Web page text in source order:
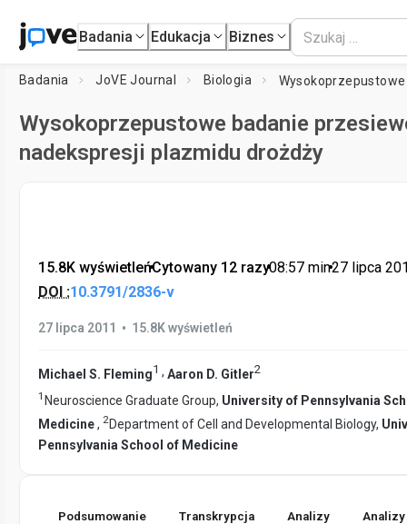
Badania Edukacja Biznes
Badania JoVE Journal Biologia
Wysokoprzepustowe badanie
nadekspresji plazmidu drożdży
15.8K wyświetleń•Cytowany 12 razy•08:57 min•27 lipca
DOI :10.3791/2836-v
27 lipca 2011 • 15.8K wyświetleń
Michael S. Fleming1 , Aaron D. Gitler2
1 Neuroscience Graduate Group, University of Pennsylvania
Medicine, 2Department of Cell and Developmental Biology,
Pennsylvania School of Medicine
Podsumowanie Transkrypcja Analizy